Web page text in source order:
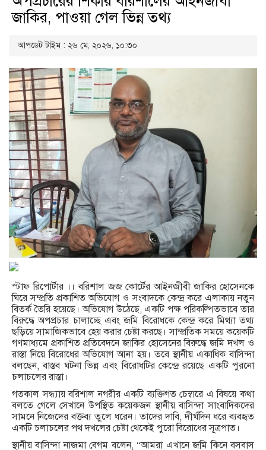
জাকির, পাওয়া গেল ভিন্ন তথ্য
আপডেট টাইম : ২৬ মে, ২০২৬, ১০:৩০
স্টাফ রিপোর্টার ।। বরিশাল জজ কোর্টের আইনজীবী জাকির হোসেনকে
ঘিরে সম্প্রতি প্রকাশিত অভিযোগ ও সংবাদকে কেন্দ্র করে এলাকায় নতুন
বিতর্ক তৈরি হয়েছে। অভিযোগ উঠেছে, একটি পক্ষ পরিকল্পিতভাবে তার
বিরুদ্ধে অপপ্রচার চালাচ্ছে এবং জমি বিরোধকে কেন্দ্র করে মিথ্যা তথ্য
ছড়িয়ে সামাজিকভাবে হেয় করার চেষ্টা করছে। সাম্প্রতিক সময়ে কয়েকটি
গণমাধ্যমে প্রকাশিত প্রতিবেদনে জাকির হোসেনের বিরুদ্ধে জমি দখল ও
রাস্তা নিয়ে বিরোধের অভিযোগ আনা হয়। তবে স্থানীয় একাধিক বাসিন্দা
বলছেন, বাস্তব ঘটনা ভিন্ন এবং বিরোধটির কেন্দ্রে রয়েছে একটি পুরনো
চলাচলের রাস্তা।
গতকাল সন্ধ্যায় বরিশাল নগরীর একটি ব্যক্তিগত চেম্বারে এ বিষয়ে কথা
বলতে গেলে সেখানে উপস্থিত কয়েকজন স্থানীয় বাসিন্দা সাংবাদিকদের
সামনে নিজেদের বক্তব্য তুলে ধরেন। তাদের দাবি, দীর্ঘদিন ধরে ব্যবহৃত
একটি চলাচলের পথ দখলের চেষ্টা থেকেই পুরো বিরোধের সূত্রপাত।
স্থানীয় বাসিন্দা নাজমা বেগম বলেন, “আমরা এখানে জমি কিনে বসবাস